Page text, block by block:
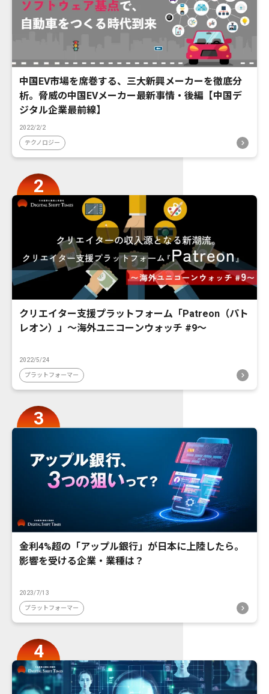
中国EV市場を席巻する、三大新興メーカーを徹底分
析。脅威の中国EVメーカー最新事情・後編【中国デ
ジタル企業最前線】
2022/2/2
テクノロジー
クリエイター支援プラットフォーム「Patreon（パト
レオン）」〜海外ユニコーンウォッチ #9〜
2022/5/24
プラットフォーマー
金利4%超の「アップル銀行」が日本に上陸したら。
影響を受ける企業・業種は？
2023/7/13
プラットフォーマー